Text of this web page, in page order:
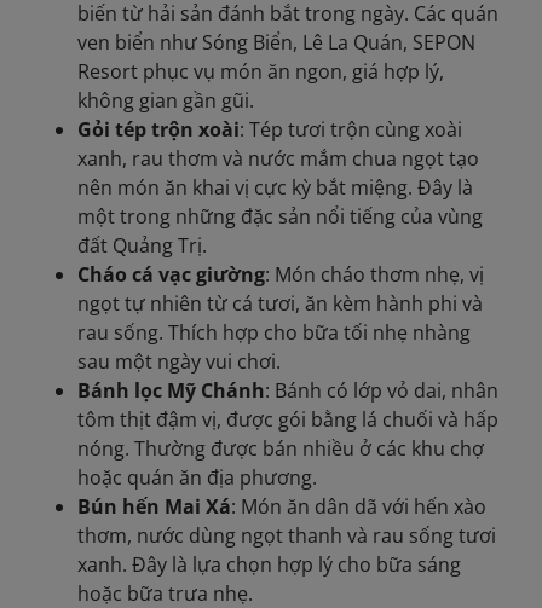
biến từ hải sản đánh bắt trong ngày. Các quán
ven biển như Sóng Biển, Lê La Quán, SEPON
Resort phục vụ món ăn ngon, giá hợp lý,
không gian gần gũi.
Gỏi tép trộn xoài: Tép tươi trộn cùng xoài
xanh, rau thơm và nước mắm chua ngọt tạo
nên món ăn khai vị cực kỳ bắt miệng. Đây là
một trong những đặc sản nổi tiếng của vùng
đất Quảng Trị.
Cháo cá vạc giường: Món cháo thơm nhẹ, vị
ngọt tự nhiên từ cá tươi, ăn kèm hành phi và
rau sống. Thích hợp cho bữa tối nhẹ nhàng
sau một ngày vui chơi.
Bánh lọc Mỹ Chánh: Bánh có lớp vỏ dai, nhân
tôm thịt đậm vị, được gói bằng lá chuối và hấp
nóng. Thường được bán nhiều ở các khu chợ
hoặc quán ăn địa phương.
Bún hến Mai Xá: Món ăn dân dã với hến xào
thơm, nước dùng ngọt thanh và rau sống tươi
xanh. Đây là lựa chọn hợp lý cho bữa sáng
hoặc bữa trưa nhẹ.